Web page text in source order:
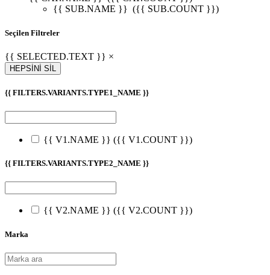
{{ SUB.NAME }} ({{ SUB.COUNT }})
Seçilen Filtreler
{{ SELECTED.TEXT }} ×
HEPSİNİ SİL
{{ FILTERS.VARIANTS.TYPE1_NAME }}
{{ V1.NAME }} ({{ V1.COUNT }})
{{ FILTERS.VARIANTS.TYPE2_NAME }}
{{ V2.NAME }} ({{ V2.COUNT }})
Marka